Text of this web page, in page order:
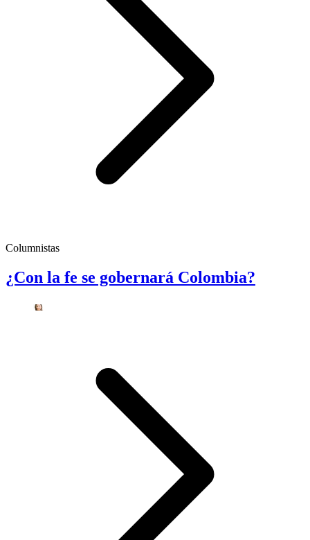
Columnistas
¿Con la fe se gobernará Colombia?